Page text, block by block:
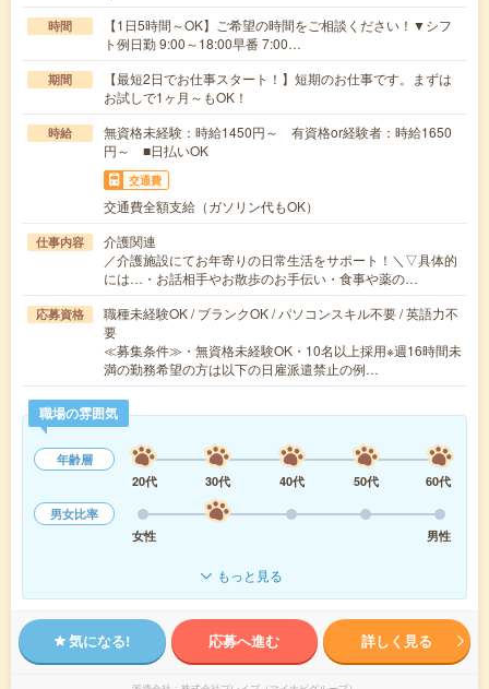
時間
【1日5時間～OK】ご希望の時間をご相談ください！▼シフ
ト例日勤 9:00～18:00早番 7:00…
期間
【最短2日でお仕事スタート！】短期のお仕事です。まずは
お試しで1ヶ月～もOK！
時給
無資格未経験：時給1450円～ 有資格or経験者：時給1650
円～ ■日払いOK
交通費
交通費全額支給（ガソリン代もOK）
仕事内容
介護関連
／介護施設にてお年寄りの日常生活をサポート！＼▽具体的
には…・お話相手やお散歩のお手伝い・食事や薬の…
応募資格
職種未経験OK / ブランクOK / パソコンスキル不要 / 英語力不
要
≪募集条件≫・無資格未経験OK・10名以上採用※週16時間未
満の勤務希望の方は以下の日雇派遣禁止の例…
職場の雰囲気
年齢層
20代
30代 40代 50代
60代
男女比率
女性
男性
もっと見る
気になる! 応募へ進む 詳しく見る